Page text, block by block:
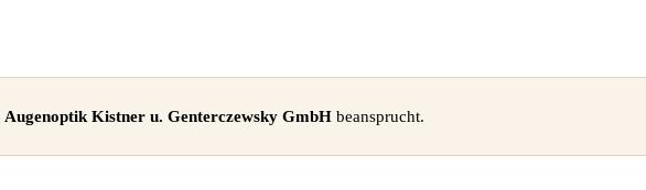
Augenoptik Kistner u. Genterczewsky GmbH beansprucht.